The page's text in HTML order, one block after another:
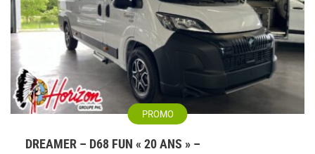
PROMO
DREAMER – D68 FUN « 20 ANS » –